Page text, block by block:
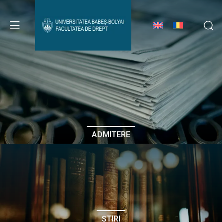
Avizier Studenți
Studii
Admitere
Erasmus & Internațional
Despre Facultate
ADMITERE
ȘTIRI